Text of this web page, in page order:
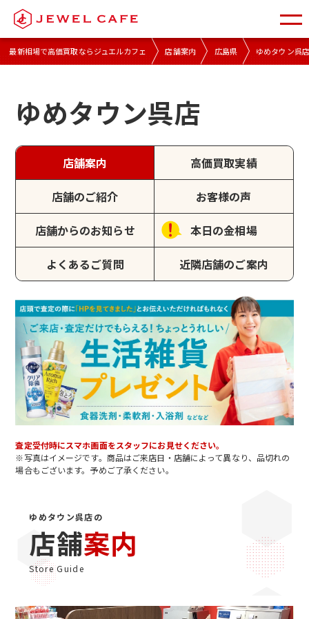
最新相場で高価買取ならジュエルカフェ 店舗案内 広島県 ゆめタウン呉店
ゆめタウン呉店
店舗案内 高価買取実績
店舗のご紹介 お客様の声
店舗からのお知らせ 本日の金相場
よくあるご質問 近隣店舗のご案内
査定受付時にスマホ画面をスタッフにお見せください。
※写真はイメージです。商品はご来店日・店舗によって異なり、品切れの
場合もございます。予めご了承ください。
ゆめタウン呉店の
店舗案内
Store Guide